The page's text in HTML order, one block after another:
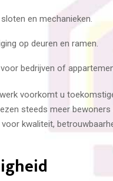
en mechanieken.
op deuren en ramen.
bedrijven of
voorkomt u
steeds meer
kwaliteit,